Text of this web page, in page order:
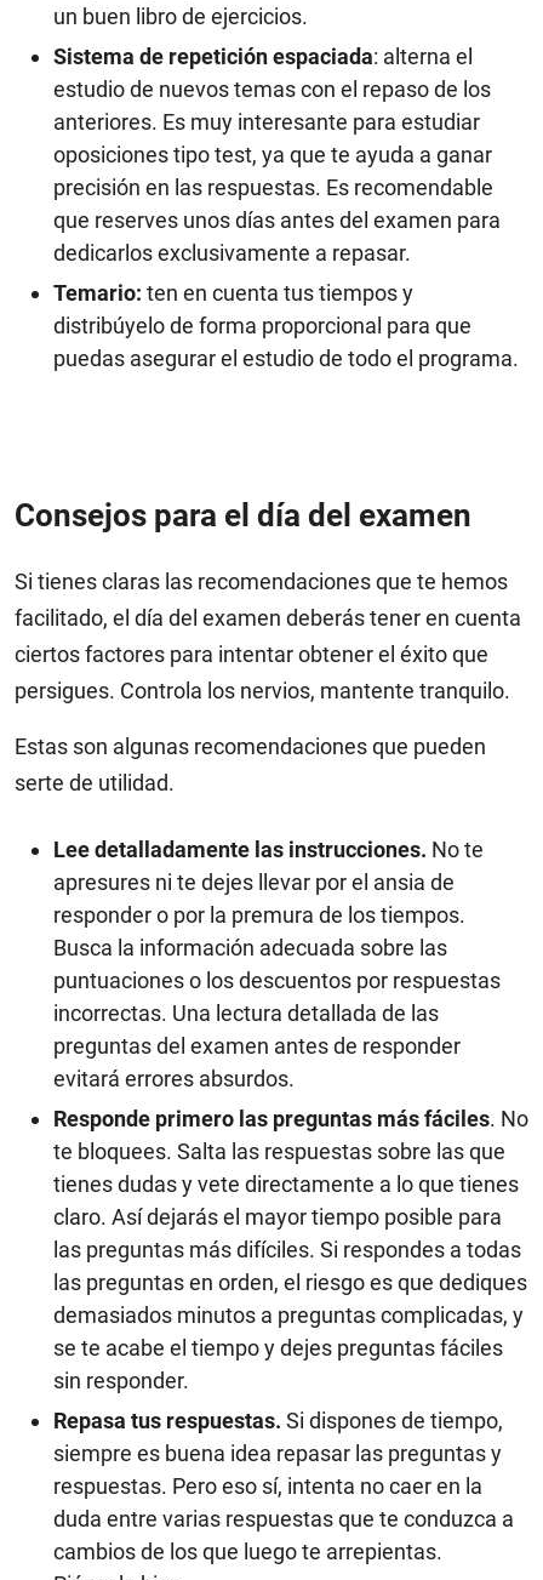
un buen libro de ejercicios.
Sistema de repetición espaciada: alterna el
estudio de nuevos temas con el repaso de los
anteriores. Es muy interesante para estudiar
oposiciones tipo test, ya que te ayuda a ganar
precisión en las respuestas. Es recomendable
que reserves unos días antes del examen para
dedicarlos exclusivamente a repasar.
Temario: ten en cuenta tus tiempos y
distribúyelo de forma proporcional para que
puedas asegurar el estudio de todo el programa.
Consejos para el día del examen
Si tienes claras las recomendaciones que te hemos
facilitado, el día del examen deberás tener en cuenta
ciertos factores para intentar obtener el éxito que
persigues. Controla los nervios, mantente tranquilo.
Estas son algunas recomendaciones que pueden
serte de utilidad.
Lee detalladamente las instrucciones. No te
apresures ni te dejes llevar por el ansia de
responder o por la premura de los tiempos.
Busca la información adecuada sobre las
puntuaciones o los descuentos por respuestas
incorrectas. Una lectura detallada de las
preguntas del examen antes de responder
evitará errores absurdos.
Responde primero las preguntas más fáciles. No
te bloquees. Salta las respuestas sobre las que
tienes dudas y vete directamente a lo que tienes
claro. Así dejarás el mayor tiempo posible para
las preguntas más difíciles. Si respondes a todas
las preguntas en orden, el riesgo es que dediques
demasiados minutos a preguntas complicadas, y
se te acabe el tiempo y dejes preguntas fáciles
sin responder.
Repasa tus respuestas. Si dispones de tiempo,
siempre es buena idea repasar las preguntas y
respuestas. Pero eso sí, intenta no caer en la
duda entre varias respuestas que te conduzca a
cambios de los que luego te arrepientas.